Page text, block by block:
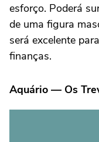
esforço. Poderá
de uma figura
será excelente
finanças.
Aquário — Os